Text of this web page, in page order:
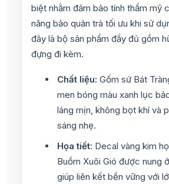
biệt nhằm đảm bảo tính thẩm mỹ
năng bảo quản trà tối ưu khi sử
đây là bộ sản phẩm đầy đủ gồm
đựng đi kèm.
Chất liệu: Gốm sứ Bát
men bóng màu xanh lục
láng mịn, không bọt khí và
sáng nhẹ.
Họa tiết: Decal vàng kim
Buồm Xuôi Gió được nung
giúp liên kết bền vững với